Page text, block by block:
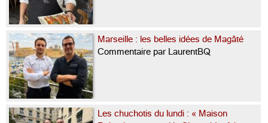
Marseille : les belles idées de Magâté
Commentaire par LaurentBQ
Les chuchotis du lundi : « Maison